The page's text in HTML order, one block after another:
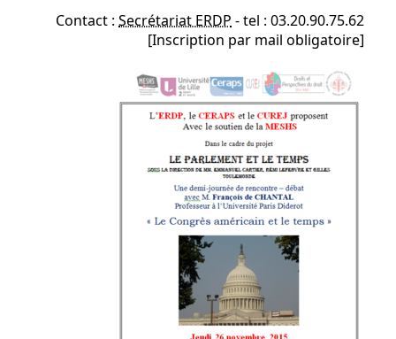
Contact : Secrétariat ERDP - tel : 03.20.90.75.62
[Inscription par mail obligatoire]